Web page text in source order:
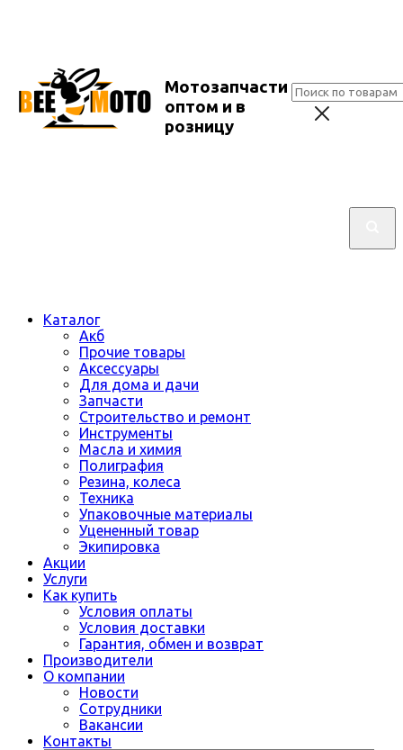
Мотозапчасти
оптом и в
розницу
Каталог
Акб
Прочие товары
Аксессуары
Для дома и дачи
Запчасти
Строительство и ремонт
Инструменты
Масла и химия
Полиграфия
Резина, колеса
Техника
Упаковочные материалы
Уцененный товар
Экипировка
Акции
Услуги
Как купить
Условия оплаты
Условия доставки
Гарантия, обмен и возврат
Производители
О компании
Новости
Сотрудники
Вакансии
Контакты